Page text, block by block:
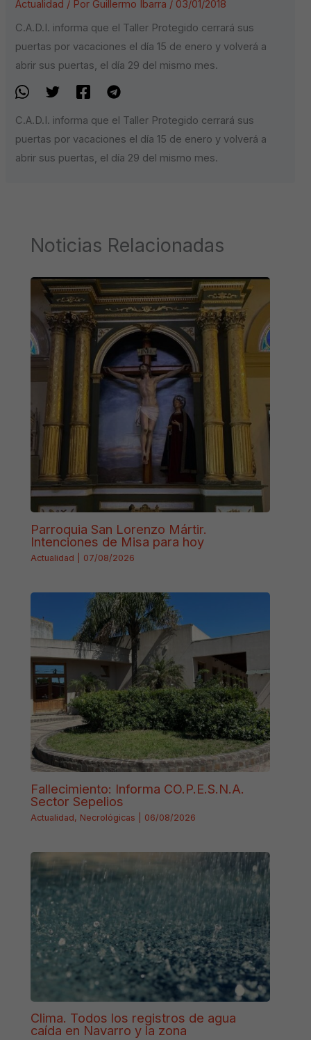
Actualidad / Por Guillermo Ibarra / 03/01/2018
C.A.D.I. informa que el Taller Protegido cerrará sus
puertas por vacaciones el día 15 de enero y volverá a
abrir sus puertas, el día 29 del mismo mes.
C.A.D.I. informa que el Taller Protegido cerrará sus
puertas por vacaciones el día 15 de enero y volverá a
abrir sus puertas, el día 29 del mismo mes.
Noticias Relacionadas
Parroquia San Lorenzo Mártir.
Intenciones de Misa para hoy
Actualidad 07/08/2026
Fallecimiento: Informa CO.P.E.S.N.A.
Sector Sepelios
Actualidad, Necrológicas 06/08/2026
Clima. Todos los registros de agua
caída en Navarro y la zona